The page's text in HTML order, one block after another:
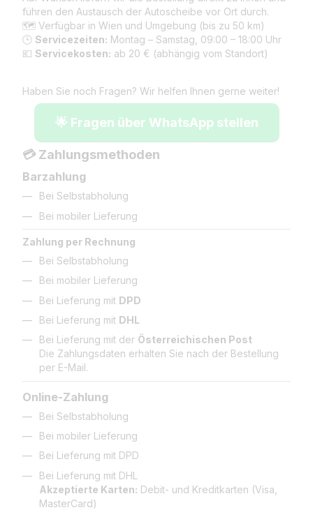
führen den Austausch der Autoscheibe vor Ort durch.
🗺️ Verfügbar in Wien und Umgebung (bis zu 50 km)
🕒 Servicezeiten: Montag – Samstag, 09:00 – 18:00 Uhr
💶 Servicekosten: ab 20 € (abhängig vom Standort)
Haben Sie noch Fragen? Wir helfen Ihnen gerne weiter!
🌟 Fragen über WhatsApp stellen
💳 Zahlungsmethoden
Barzahlung
Bei Selbstabholung
Bei mobiler Lieferung
Zahlung per Rechnung
Bei Selbstabholung
Bei mobiler Lieferung
Bei Lieferung mit DPD
Bei Lieferung mit DHL
Bei Lieferung mit der Österreichischen Post
Die Zahlungsdaten erhalten Sie nach der Bestellung
per E-Mail.
Online-Zahlung
Bei Selbstabholung
Bei mobiler Lieferung
Bei Lieferung mit DPD
Bei Lieferung mit DHL
Akzeptierte Karten: Debit- und Kreditkarten (Visa,
MasterCard)